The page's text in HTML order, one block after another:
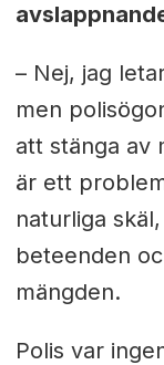
– Nej, jag
men
att stänga av
är ett
naturliga
beteenden
mängden.
Polis var